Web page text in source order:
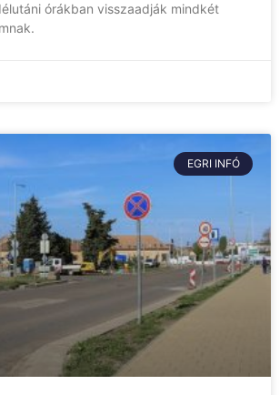
órákban visszaadják mindkét
EGRI INFÓ